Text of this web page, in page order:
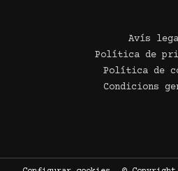
Avís
Política de
Política de
Condicions